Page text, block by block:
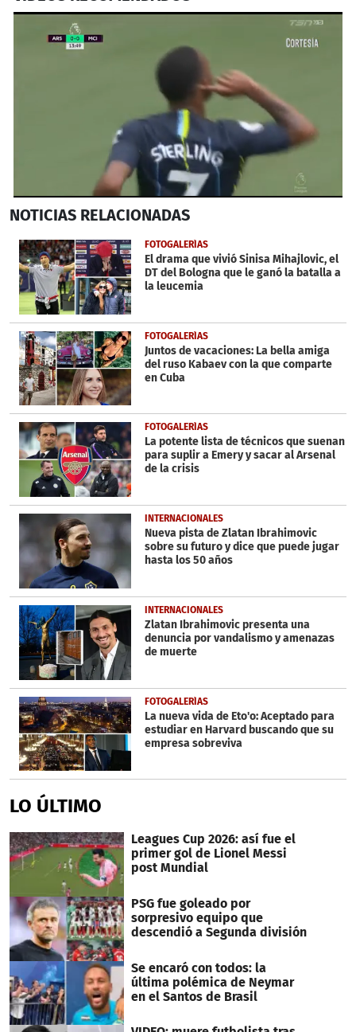
seconds
1
minute,
25
seconds
NOTICIAS RELACIONADAS
FOTOGALERÍAS
El drama que vivió Sinisa Mihajlovic, el
DT del Bologna que le ganó la batalla a
la leucemia
FOTOGALERÍAS
Juntos de vacaciones: La bella amiga
del ruso Kabaev con la que comparte
en Cuba
FOTOGALERÍAS
La potente lista de técnicos que suenan
para suplir a Emery y sacar al Arsenal
de la crisis
INTERNACIONALES
Nueva pista de Zlatan Ibrahimovic
sobre su futuro y dice que puede jugar
hasta los 50 años
INTERNACIONALES
Zlatan Ibrahimovic presenta una
denuncia por vandalismo y amenazas
de muerte
FOTOGALERÍAS
La nueva vida de Eto'o: Aceptado para
estudiar en Harvard buscando que su
empresa sobreviva
LO ÚLTIMO
Leagues Cup 2026: así fue el
primer gol de Lionel Messi
post Mundial
PSG fue goleado por
sorpresivo equipo que
descendió a Segunda división
Se encaró con todos: la
última polémica de Neymar
en el Santos de Brasil